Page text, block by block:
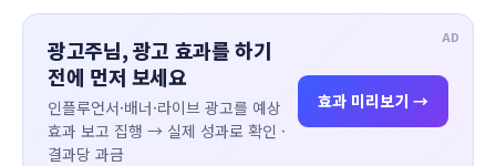
AD
광고주님, 광고 효과를 하기
전에 먼저 보세요
인플루언서·배너·라이브 광고를 예상
효과 보고 집행 → 실제 성과로 확인 ·
결과당 과금
효과 미리보기 →